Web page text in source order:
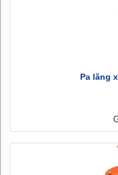
Pa lăng